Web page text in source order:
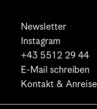
Newsletter
Instagram
+43 5512 29 44
E-Mail schreiben
Kontakt & Anreise